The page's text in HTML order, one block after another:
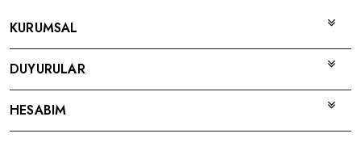
KURUMSAL
DUYURULAR
HESABIM